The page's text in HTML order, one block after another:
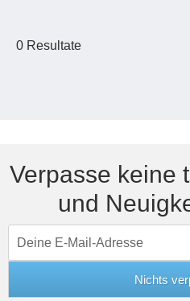
0 Resultate
Verpasse keine
und
Massivholz-Schränke & -
Sideboards
Sofas & Schlafsofas
Tische & Bänke